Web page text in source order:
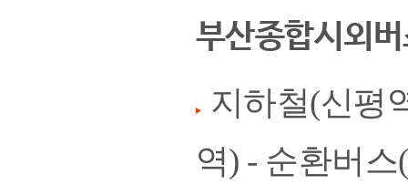
부산종합시외
지하철(신평
역) - 순환버